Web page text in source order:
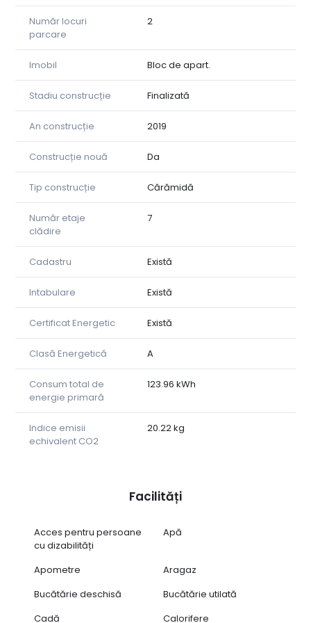
Număr locuri
parcare
2
Imobil Bloc de apart.
Stadiu construcție Finalizată
An construcție 2019
Construcție nouă Da
Tip construcție Cărămidă
Număr etaje
clădire
7
Cadastru Există
Intabulare Există
Certificat Energetic Există
Clasă Energetică A
Consum total de
energie primară
123.96 kWh
Indice emisii
echivalent CO2
20.22 kg
Facilități
Acces pentru persoane
cu dizabilități
Apă
Apometre
Aragaz
Bucătărie deschisă
Bucătărie utilată
Cadă
Calorifere